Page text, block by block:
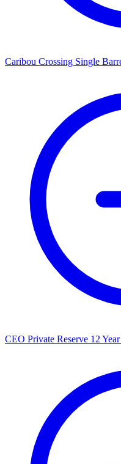
Caribou Crossing Single
CEO Private Reserve 12